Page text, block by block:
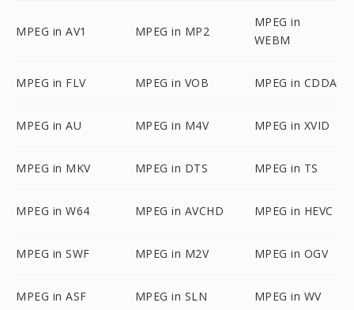
MPEG in AV1 MPEG in MP2
MPEG in
WEBM
MPEG in FLV MPEG in VOB MPEG in CDDA
MPEG in AU MPEG in M4V MPEG in XVID
MPEG in MKV MPEG in DTS MPEG in TS
MPEG in W64 MPEG in AVCHD MPEG in HEVC
MPEG in SWF MPEG in M2V MPEG in OGV
MPEG in ASF MPEG in SLN MPEG in WV